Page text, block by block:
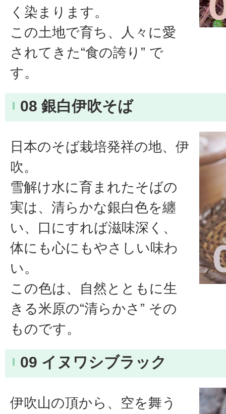
く染まります。
この土地で育ち、人々に愛
されてきた“食の誇り” で
す。
08 銀白伊吹そば
日本のそば栽培発祥の地、伊
吹。
雪解け水に育まれたそばの
実は、清らかな銀白色を纏
い、口にすれば滋味深く、
体にも心にもやさしい味わ
い。
この色は、自然とともに生
きる米原の“清らかさ” その
ものです。
09 イヌワシブラック
伊吹山の頂から、空を舞う